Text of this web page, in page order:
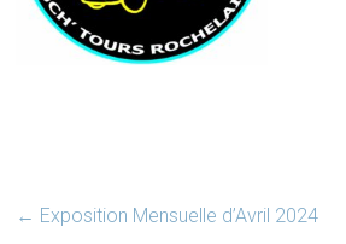
← Exposition Mensuelle d’Avril 2024